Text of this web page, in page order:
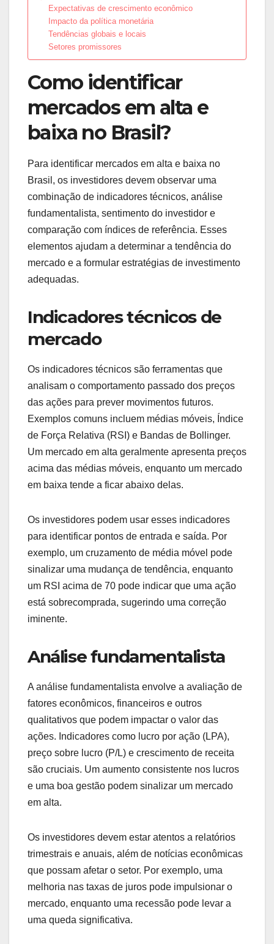
Expectativas de crescimento econômico
Impacto da política monetária
Tendências globais e locais
Setores promissores
Como identificar
mercados em alta e
baixa no Brasil?
Para identificar mercados em alta e baixa no
Brasil, os investidores devem observar uma
combinação de indicadores técnicos, análise
fundamentalista, sentimento do investidor e
comparação com índices de referência. Esses
elementos ajudam a determinar a tendência do
mercado e a formular estratégias de investimento
adequadas.
Indicadores técnicos de
mercado
Os indicadores técnicos são ferramentas que
analisam o comportamento passado dos preços
das ações para prever movimentos futuros.
Exemplos comuns incluem médias móveis, Índice
de Força Relativa (RSI) e Bandas de Bollinger.
Um mercado em alta geralmente apresenta preços
acima das médias móveis, enquanto um mercado
em baixa tende a ficar abaixo delas.
Os investidores podem usar esses indicadores
para identificar pontos de entrada e saída. Por
exemplo, um cruzamento de média móvel pode
sinalizar uma mudança de tendência, enquanto
um RSI acima de 70 pode indicar que uma ação
está sobrecomprada, sugerindo uma correção
iminente.
Análise fundamentalista
A análise fundamentalista envolve a avaliação de
fatores econômicos, financeiros e outros
qualitativos que podem impactar o valor das
ações. Indicadores como lucro por ação (LPA),
preço sobre lucro (P/L) e crescimento de receita
são cruciais. Um aumento consistente nos lucros
e uma boa gestão podem sinalizar um mercado
em alta.
Os investidores devem estar atentos a relatórios
trimestrais e anuais, além de notícias econômicas
que possam afetar o setor. Por exemplo, uma
melhoria nas taxas de juros pode impulsionar o
mercado, enquanto uma recessão pode levar a
uma queda significativa.